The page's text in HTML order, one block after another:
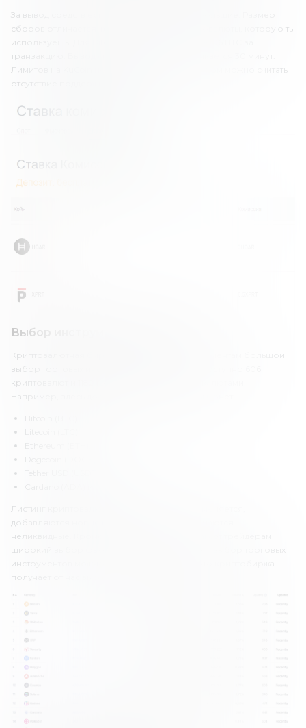
За вывод средств есть комиссии, но они небольшие. Размер
сборов отличается, в зависимости от криптовалюты, которую ты
используешь. Для Bitcoin она составляет 0.0006 BTC за
транзакцию. Вывод средств также обрабатывается 30 минут.
Лимитов на KuCoin нет. Небольшим недостатком можно считать
отсутствие поддержки фиатных средств.
Выбор инструментов «КуКоин»
Криптовалютная биржа KuCoin предлагает клиентам большой
выбор торговых инструментов. Трейдерам доступно 606
криптовалют и 1182 торговых пары с криптовалютами.
Например, здесь доступны следующие виды монет:
Листинг криптовалют на KuCoin постоянно меняется,
добавляются новые криптовалюты и исключаются
неликвидные. Кроме того, «КуКоин» предлагает трейдерам
широкий выбор фьючерсов. Таким образом, выбор торговых
инструментов можно считать отличным. За это криптобиржа
получает от нас высокую оценку.